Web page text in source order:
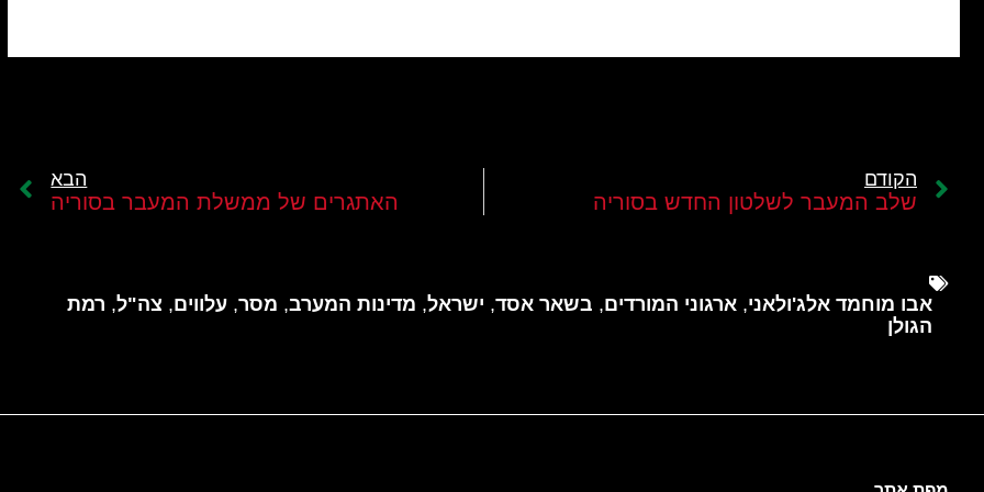
הקודם
שלב המעבר לשלטון החדש בסוריה
הבא
האתגרים של ממשלת המעבר בסוריה
אבו מוחמד אלג'ולאני, ארגוני המורדים, בשאר אסד, ישראל, מדינות המערב, מסר, עלווים, צה"ל, רמת
הגולן